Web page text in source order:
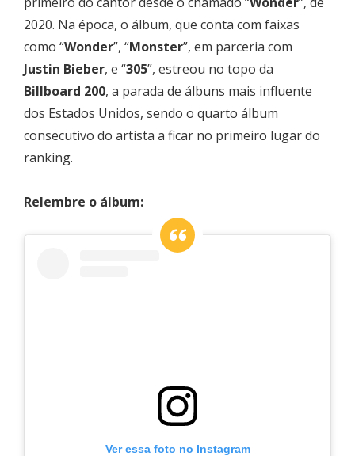
2020. Na época, o álbum, que conta com faixas
como “Wonder”, “Monster”, em parceria com
Justin Bieber, e “305”, estreou no topo da
Billboard 200, a parada de álbuns mais influente
dos Estados Unidos, sendo o quarto álbum
consecutivo do artista a ficar no primeiro lugar do
ranking.
Relembre o álbum:
Ver essa foto no Instagram